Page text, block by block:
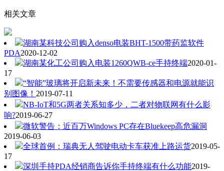
相关文章
湖南某科技公司购入denso电装BHT-1500带药监软件
PDA2020-12-02
湖南某化工公司购入电装1260QWB-ce手持终端2020-01-
17
“智能”玻璃将开启新未来！不需要传感器和电源就能识
别图像！ 2019-07-11
NB-IoT和5G两者关系知多少，二者对物联网有什么影
响?2019-06-27
微软警告：近百万Windows PC存在Bluekeep高危漏洞
2019-06-03
全球首例：瑞典无人驾驶电动卡车获准上路运货2019-05-
17
深圳手持PDA经销商告诉你手持终端有什么功能2019-